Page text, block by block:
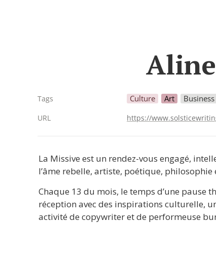
Tags Culture Art Business
URL https://
La Missive est un rendez-vous engagé,
l’âme rebelle, artiste, poétique,
Chaque 13 du mois, le temps d’une pause
réception avec des inspirations culturelle,
activité de copywriter et de performeuse